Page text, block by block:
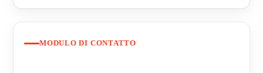
MODULO DI CONTATTO